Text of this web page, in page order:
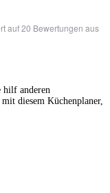
auf 20 Bewertungen aus
hilf anderen
diesem Küchenplaner,